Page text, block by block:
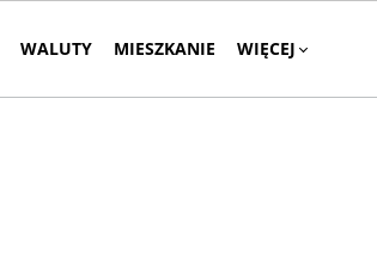
WALUTY MIESZKANIE WIĘCEJ